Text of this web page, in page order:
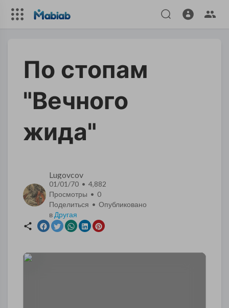
По стопам
"Вечного
жида"
Lugovcov
01/01/70 • 4,882
Просмотры • 0
Поделиться • Опубликовано
в Другая